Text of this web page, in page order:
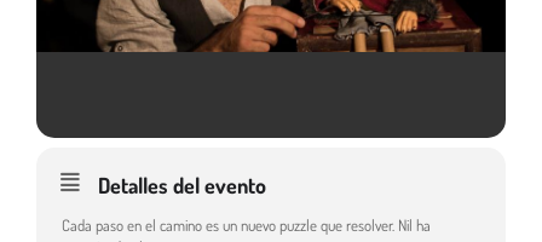
Detalles del evento
Cada paso en el camino es un nuevo puzzle que resolver. Nil ha